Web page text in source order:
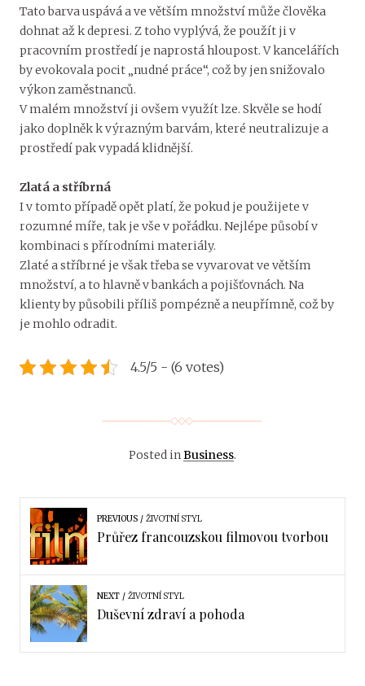
Tato barva uspává a ve větším množství může člověka
dohnat až k depresi. Z toho vyplývá, že použít ji v
pracovním prostředí je naprostá hloupost. V kancelářích
by evokovala pocit „nudné práce“, což by jen snižovalo
výkon zaměstnanců.
V malém množství ji ovšem využít lze. Skvěle se hodí
jako doplněk k výrazným barvám, které neutralizuje a
prostředí pak vypadá klidnější.
Zlatá a stříbrná
I v tomto případě opět platí, že pokud je použijete v
rozumné míře, tak je vše v pořádku. Nejlépe působí v
kombinaci s přírodními materiály.
Zlaté a stříbrné je však třeba se vyvarovat ve větším
množství, a to hlavně v bankách a pojišťovnách. Na
klienty by působili příliš pompézně a neupřímně, což by
je mohlo odradit.
4.5/5 - (6 votes)
Posted inBusiness.
PREVIOUS ŽIVOTNÍ STYL
Průřez francouzskou filmovou tvorbou
NEXT ŽIVOTNÍ STYL
Duševní zdraví a pohoda